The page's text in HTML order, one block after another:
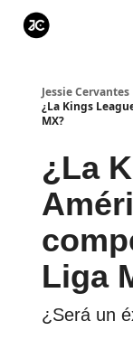
Jessie
¿La Kings
MX?
¿La
Liga
¿Será un